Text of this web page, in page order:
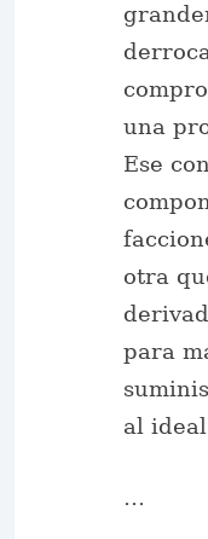
una
Ese
otra
para
al
…